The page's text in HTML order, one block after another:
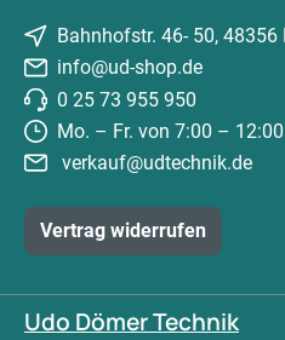
Bahnhofstr. 46- 50, 48356
info@ud-shop.de
0 25 73 955 950
Mo. – Fr. von 7:00 –
verkauf@udtechnik.de
Vertrag widerrufen
Udo Dömer Technik